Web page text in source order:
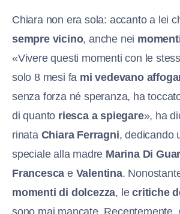
Chiara non era sola: accanto a lei
sempre vicino, anche nei
«Vivere questi momenti con le
solo 8 mesi fa mi vedevano
senza forza né speranza, ha
di quanto riesca a spiegare», ha
rinata Chiara Ferragni, dedicando
speciale alla madre Marina Di
Francesca e Valentina.
momenti di dolcezza, lecritiche